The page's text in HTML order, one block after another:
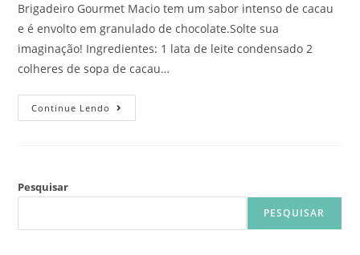
Brigadeiro Gourmet Macio tem um sabor intenso de cacau
e é envolto em granulado de chocolate.Solte sua
imaginação! Ingredientes: 1 lata de leite condensado 2
colheres de sopa de cacau…
Continue Lendo
Pesquisar
PESQUISAR